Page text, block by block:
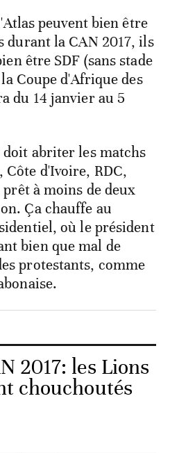
peuvent bien être
durant la CAN 2017, ils
être SDF (sans stade
Coupe d'Afrique des
du 14 janvier au 5
doit abriter les matchs
d'Ivoire, RDC,
à moins de deux
Ça chauffe au
où le président
bien que mal de
protestants, comme
2017: les Lions
chouchoutés